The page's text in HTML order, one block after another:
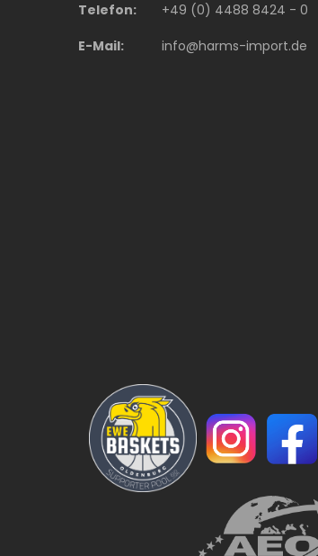
Telefon:
+49 (0) 4488 8424 - 0
E-Mail:
info@harms-import.de